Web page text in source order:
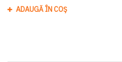
ADAUGĂ ÎN COȘ